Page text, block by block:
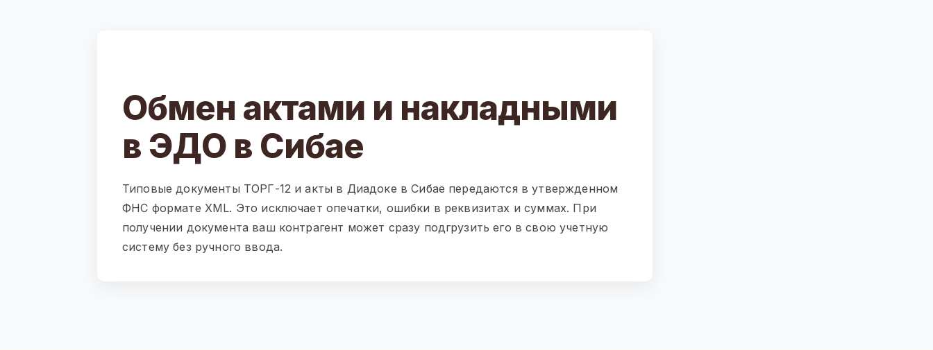
Обмен актами и накладными
в ЭДО в Сибае
Типовые документы ТОРГ-12 и акты в Диадоке в Сибае передаются в утвержденном
ФНС формате XML. Это исключает опечатки, ошибки в реквизитах и суммах. При
получении документа ваш контрагент может сразу подгрузить его в свою учетную
систему без ручного ввода.